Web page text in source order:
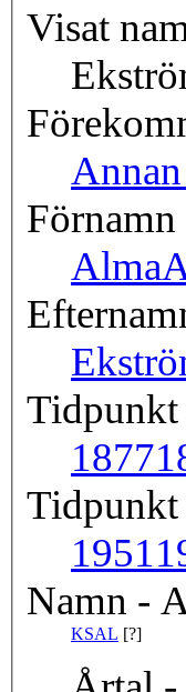
Visat
Förnamn
Alma
Tidpunkt
1877
1951
Namn -
KSAL [?]